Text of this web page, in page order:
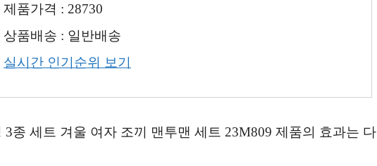
제품가격 : 28730
상품배송 : 일반배송
실시간 인기순위 보기
3종 세트 겨울 여자 조끼 맨투맨 세트 23M809 제품의 효과는 다